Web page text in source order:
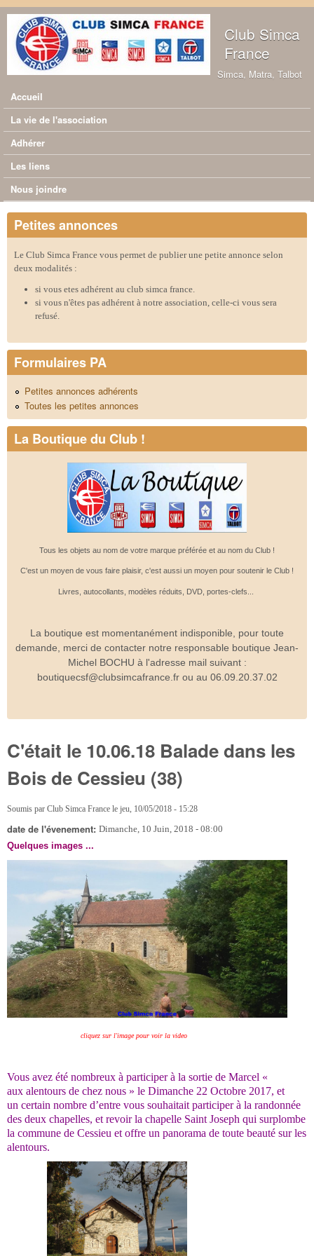
Aller au contenu principal
Club Simca
France
Simca, Matra, Talbot
Menu principal
Accueil
La vie de l'association
Adhérer
Les liens
Nous joindre
Petites annonces
Le Club Simca France vous permet de publier une petite annonce selon
deux modalités :
si vous etes adhérent au club simca france.
si vous n'êtes pas adhérent à notre association, celle-ci vous sera
refusé.
Formulaires PA
Petites annonces adhérents
Toutes les petites annonces
La Boutique du Club !
Tous les objets au nom de votre marque préférée et au nom du Club !
C'est un moyen de vous faire plaisir, c'est aussi un moyen pour soutenir le Club !
Livres, autocollants, modèles réduits, DVD, portes-clefs...
La boutique est momentanément indisponible, pour toute
demande, merci de contacter notre responsable boutique Jean-
Michel BOCHU à l'adresse mail suivant :
boutiquecsf@clubsimcafrance.fr ou au 06.09.20.37.02
C'était le 10.06.18 Balade dans les
Bois de Cessieu (38)
Soumis par Club Simca France le jeu, 10/05/2018 - 15:28
date de l'évenement: Dimanche, 10 Juin, 2018 - 08:00
Quelques images ...
cliquez sur l'image pour voir la video
Vous avez été nombreux à participer à la sortie de Marcel «
aux alentours de chez nous » le Dimanche 22 Octobre 2017, et
un certain nombre d’entre vous souhaitait participer à la randonnée
des deux chapelles, et revoir la chapelle Saint Joseph qui surplombe
la commune de Cessieu et offre un panorama de toute beauté sur les
alentours.